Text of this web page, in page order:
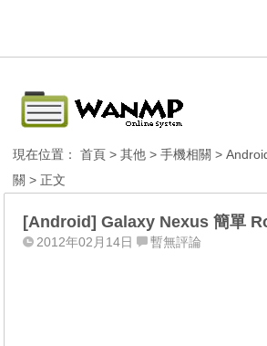
現在位置：首頁 >其他 >手機相關 >
關 > 正文
[Android] Galaxy Nexus 簡單
2012年02月14日 暫無評論